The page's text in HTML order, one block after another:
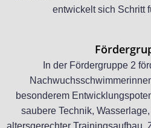
entwickelt sich Schritt
In der Fördergruppe 2
besonderem
saubere Technik,
altersgerechter Trainingsaufbau.